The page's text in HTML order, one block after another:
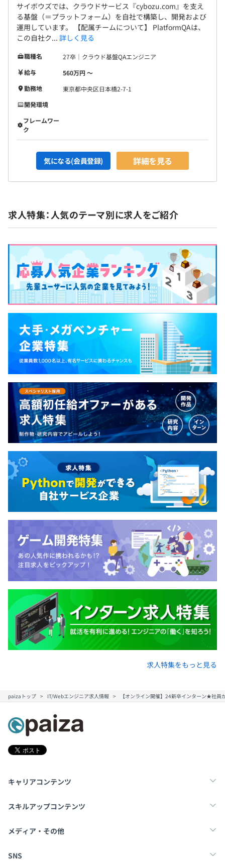
サイボウズでは、クラウドサービス『cybozu.com』を支え
る基盤（＝プラットフォーム）を自社で構築し、開発および
運用しています。 【配属チームについて】 PlatformQAは、
この自社ク... 詳しく見る
職種名
27卒｜クラウド基盤QAエンジニア
給与
560万円 〜
勤務地
東京都中央区日本橋2-7-1
開発環境
フレームワー
ク
気になる(会員登録) 詳細を見る
求人特集：人気のテーマ別に求人をご紹介
求人特集をもっと見る
paizaトップ IT/Webエンジニア求人情報 【オンライン開催】24新卒インターン★社
キャリアコンテンツ
転職・キャリア
スキルアップコンテンツ
学習
メディア・その他
Tech Team Journal
SNS